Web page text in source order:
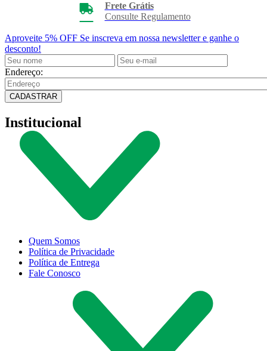
Frete Grátis
Consulte Regulamento
Aproveite 5% OFF Se inscreva em nossa newsletter e ganhe o
desconto!
Endereço:
CADASTRAR
Institucional
Quem Somos
Política de Privacidade
Política de Entrega
Fale Conosco